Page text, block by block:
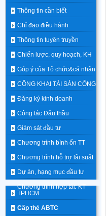
Thông tin cần biết
Chỉ đạo điều hành
Thông tin tuyên truyền
Chiến lược, quy hoạch, KH
Góp ý của Tổ chức&cá nhân
CÔNG KHAI TÀI SẢN CÔNG
Đăng ký kinh doanh
Công tác Đấu thầu
Giám sát đầu tư
Chương trình bình ổn TT
Chương trình hỗ trợ lãi suất
Dự án, hạng mục đầu tư
Chương trình hợp tác KT
TPHCM
Cấp thẻ ABTC